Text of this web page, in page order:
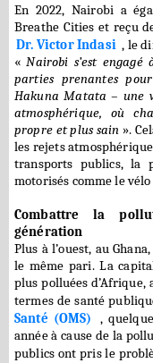
En 2022, Nairobi a
Breathe Cities et reçu
Dr. Victor Indasi , le
« Nairobi s’est
parties prenantes
Hakuna Matata – une
atmosphérique, où
propre et plus sain ».
les rejets
transports publics, la
motorisés comme le
Combattre la
génération
Plus à l’ouest, au
le même pari. La
plus polluées d’Afrique,
termes de santé
Santé (OMS)
,
année à cause de la
publics ont pris le